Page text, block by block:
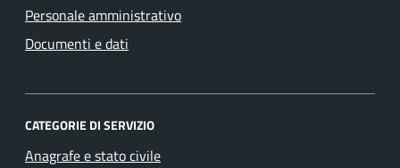
Personale amministrativo
Documenti e dati
CATEGORIE DI SERVIZIO
Anagrafe e stato civile